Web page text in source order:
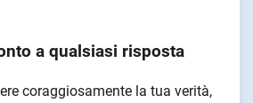
a qualsiasi risposta
coraggiosamente la tua verità,